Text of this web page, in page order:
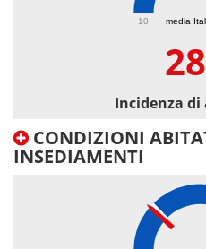
media
10
Incidenza
CONDIZIONI
INSEDIAMENTI